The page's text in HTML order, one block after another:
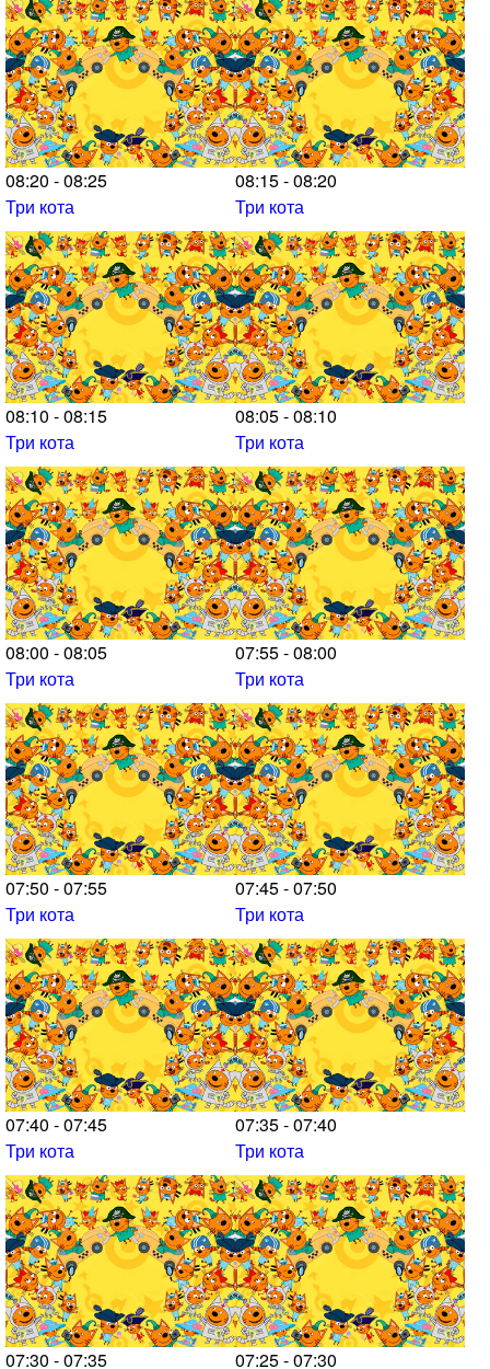
08:20 - 08:25
Три кота
08:15 - 08:20
Три кота
08:10 - 08:15
Три кота
08:05 - 08:10
Три кота
08:00 - 08:05
Три кота
07:55 - 08:00
Три кота
07:50 - 07:55
Три кота
07:45 - 07:50
Три кота
07:40 - 07:45
Три кота
07:35 - 07:40
Три кота
07:30 - 07:35
07:25 - 07:30